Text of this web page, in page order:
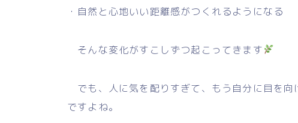
・自然と心地いい距離感がつくれるようになる
そんな変化がすこしずつ起こってきます
でも、人に気を配りすぎて、もう自分に目を
ですよね。